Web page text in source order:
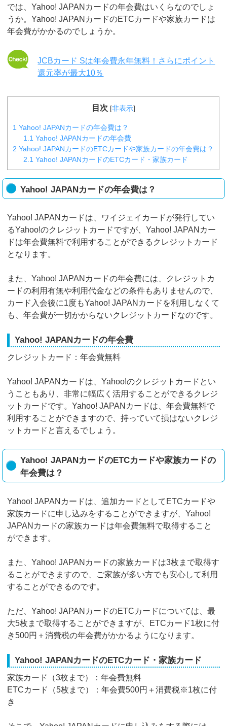
では、Yahoo! JAPANカードの年会費はいくらなのでしょ
うか。Yahoo! JAPANカードのETCカードや家族カードは
年会費がかかるのでしょうか。
JCBカード Sは年会費永年無料！さらにポイント
還元率が最大10％
目次 [非表示]
1 Yahoo! JAPANカードの年会費は？
1.1 Yahoo! JAPANカードの年会費
2 Yahoo! JAPANカードのETCカードや家族カードの年会費は？
2.1 Yahoo! JAPANカードのETCカード・家族カード
Yahoo! JAPANカードの年会費は？
Yahoo! JAPANカードは、ワイジェイカードが発行してい
るYahoo!のクレジットカードですが、Yahoo! JAPANカー
ドは年会費無料で利用することができるクレジットカード
となります。
また、Yahoo! JAPANカードの年会費には、クレジットカ
ードの利用有無や利用代金などの条件もありませんので、
カード入会後に1度もYahoo! JAPANカードを利用しなくて
も、年会費が一切かからないクレジットカードなのです。
Yahoo! JAPANカードの年会費
クレジットカード：年会費無料
Yahoo! JAPANカードは、Yahoo!のクレジットカードとい
うこともあり、非常に幅広く活用することができるクレジ
ットカードです。Yahoo! JAPANカードは、年会費無料で
利用することができますので、持っていて損はないクレジ
ットカードと言えるでしょう。
Yahoo! JAPANカードのETCカードや家族カードの
年会費は？
Yahoo! JAPANカードは、追加カードとしてETCカードや
家族カードに申し込みをすることができますが、Yahoo!
JAPANカードの家族カードは年会費無料で取得すること
ができます。
また、Yahoo! JAPANカードの家族カードは3枚まで取得す
ることができますので、ご家族が多い方でも安心して利用
することができるのです。
ただ、Yahoo! JAPANカードのETCカードについては、最
大5枚まで取得することができますが、ETCカード1枚に付
き500円＋消費税の年会費がかかるようになります。
Yahoo! JAPANカードのETCカード・家族カード
家族カード（3枚まで）：年会費無料
ETCカード（5枚まで）：年会費500円＋消費税※1枚に付
き